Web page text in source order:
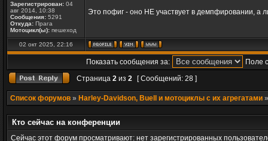
Зарегистрирован: 04
авг 2014, 10:38
Сообщения: 5291
Откуда: Прага
Мотоцикл(ы): пешеход
Это пофиг - оно НЕ участвует в демпфировании, а
02 окт 2025, 22:16
Показать сообщения за:
Поле
Страница 2 из 2 [ Сообщений: 28 ]
Список форумов » Harley-Davidson, Buell и мотоциклы с их агрегатами
Кто сейчас на конференции
Сейчас этот форум просматривают: нет зарегистрированных